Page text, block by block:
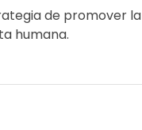
de promover la
humana.